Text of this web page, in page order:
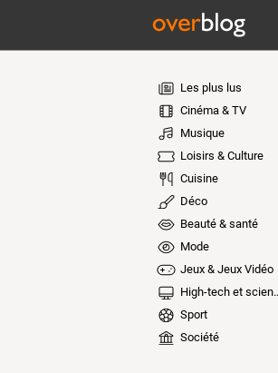
Les plus lus
Cinéma & TV
Musique
Loisirs & Culture
Cuisine
Déco
Beauté & santé
Mode
Jeux & Jeux Vidéo
High-tech et sciences
Sport
Société